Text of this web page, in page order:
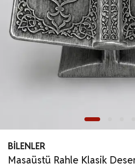
BİLENLER
Masaüstü Rahle Klasik